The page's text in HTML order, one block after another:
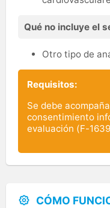
Qué no incluye el
Otro tipo de
Requisitos:
Se debe
consentimiento
evaluación (F-1639
CÓMO